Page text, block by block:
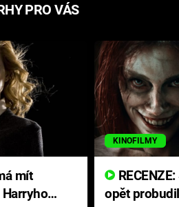
PRO VÁS
mít
KINOFILMY
opět